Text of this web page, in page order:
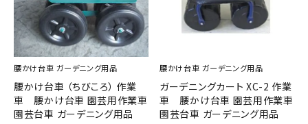
腰かけ台車 ガーデニング用品
腰かけ台車 （ちびころ） 作業
車 腰かけ台車 園芸用作業車
園芸台車 ガーデニング用品
腰かけ台車 ガーデニング用品
ガーデニングカート XC-2 作業
車 腰かけ台車 園芸用作業車
園芸台車 ガーデニング用品